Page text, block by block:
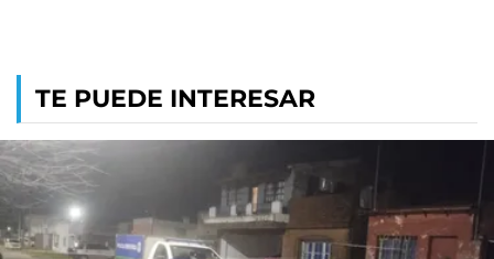
TE PUEDE INTERESAR